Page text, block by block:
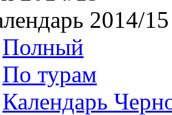
2014/15
Полный
По турам
Календарь